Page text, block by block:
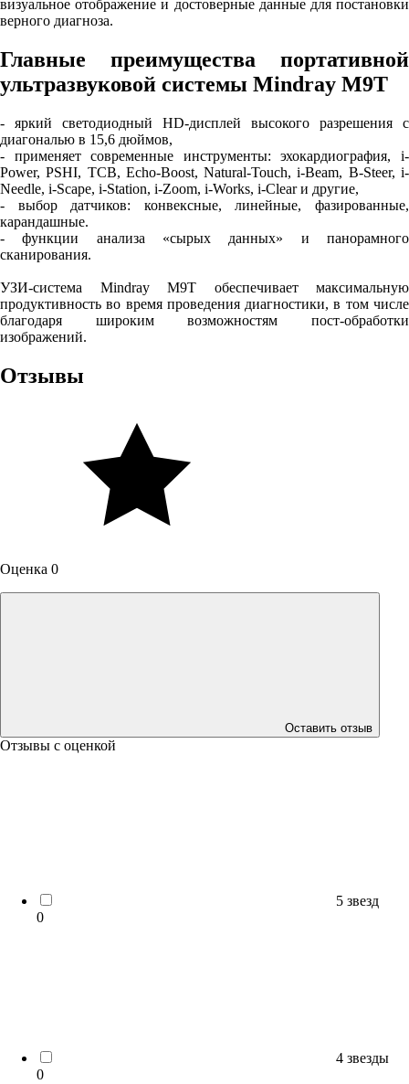
визуальное отображение и достоверные данные для постановки
верного диагноза.
Главные преимущества портативной
ультразвуковой системы Mindray M9T
- яркий светодиодный HD-дисплей высокого разрешения с
диагональю в 15,6 дюймов,
- применяет современные инструменты: эхокардиография, i-
Power, PSHI, TCB, Echo-Boost, Natural-Touch, i-Beam, B-Steer, i-
Needle, i-Scape, i-Station, i-Zoom, i-Works, i-Clear и другие,
- выбор датчиков: конвексные, линейные, фазированные,
карандашные.
- функции анализа «сырых данных» и панорамного
сканирования.
УЗИ-система Mindray M9T обеспечивает максимальную
продуктивность во время проведения диагностики, в том числе
благодаря широким возможностям пост-обработки
изображений.
Отзывы
Оценка 0
Оставить отзыв
Отзывы с оценкой
5 звезд
0
4 звезды
0